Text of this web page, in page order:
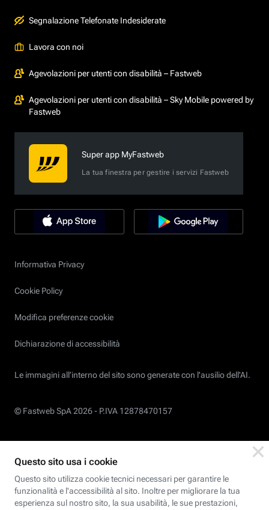
Segnalazione Telefonate Indesiderate
Lavora con noi
Agevolazioni per utenti con disabilità – Fastweb
Agevolazioni per utenti con disabilità – Sky Mobile powered by
Fastweb
Super app MyFastweb
La tua finestra per gestire i servizi Fastweb
Informativa Privacy
Cookie Policy
Modifica preferenze cookie
Dichiarazione di accessibilità
Le immagini all’interno del sito sono generate con l'ausilio dell'AI.
© Fastweb SpA 2026 - P.IVA 12878470157